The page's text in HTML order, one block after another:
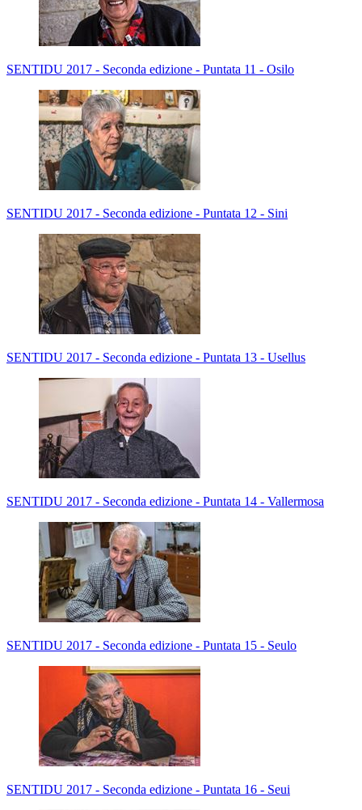
SENTIDU 2017 - Seconda edizione - Puntata 11 - Osilo
SENTIDU 2017 - Seconda edizione - Puntata 12 - Sini
SENTIDU 2017 - Seconda edizione - Puntata 13 - Usellus
SENTIDU 2017 - Seconda edizione - Puntata 14 - Vallermosa
SENTIDU 2017 - Seconda edizione - Puntata 15 - Seulo
SENTIDU 2017 - Seconda edizione - Puntata 16 - Seui